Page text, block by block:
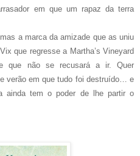
em que um rapaz da terra
a marca da amizade que as uniu
que regresse a Martha’s Vineyard
que não se recusará a ir. Quer
verão em que tudo foi destruído… e
ainda tem o poder de lhe partir o